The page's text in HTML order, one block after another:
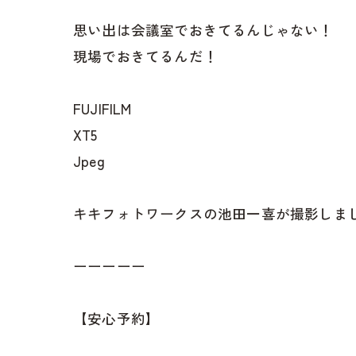
思い出は会議室でおきてるんじゃない！
現場でおきてるんだ！
FUJIFILM
XT5
Jpeg
キキフォトワークスの池田一喜が撮影しま
ーーーーー
【安心予約】